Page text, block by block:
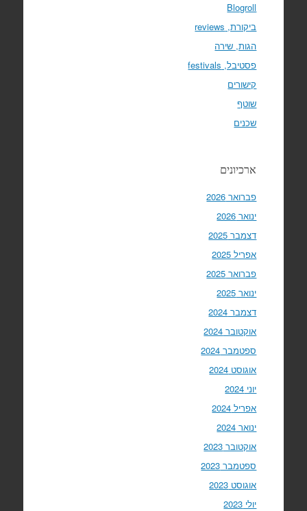
Blogroll
ביקורת, reviews
הגות, שירה
פסטיבל, festivals
קישורים
שוטף
שכנים
ארכיונים
פברואר 2026
ינואר 2026
דצמבר 2025
אפריל 2025
פברואר 2025
ינואר 2025
דצמבר 2024
אוקטובר 2024
ספטמבר 2024
אוגוסט 2024
יוני 2024
אפריל 2024
ינואר 2024
אוקטובר 2023
ספטמבר 2023
אוגוסט 2023
יולי 2023